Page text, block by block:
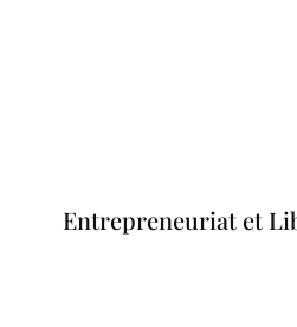
Entrepreneuriat et